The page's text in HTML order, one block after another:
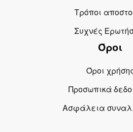
Τρόποι
Συχνές
Όροι
Όροι
Προσωπικά
Ασφάλεια